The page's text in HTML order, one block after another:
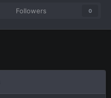
Followers 0